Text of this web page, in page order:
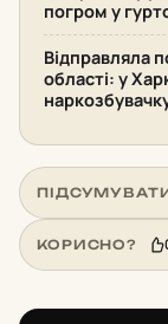
погром у
Відправляла
області: у
КОРИСНО?